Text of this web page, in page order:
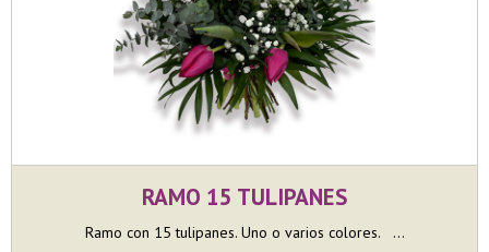
RAMO 15 TULIPANES
Ramo con 15 tulipanes. Uno o varios colores. ...